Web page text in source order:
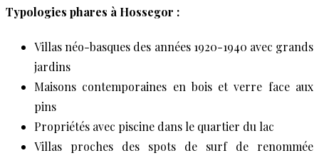
Typologies phares à Hossegor :
Villas néo-basques des années 1920-1940 avec grands
jardins
Maisons contemporaines en bois et verre face aux
pins
Propriétés avec piscine dans le quartier du lac
Villas proches des spots de surf de renommée